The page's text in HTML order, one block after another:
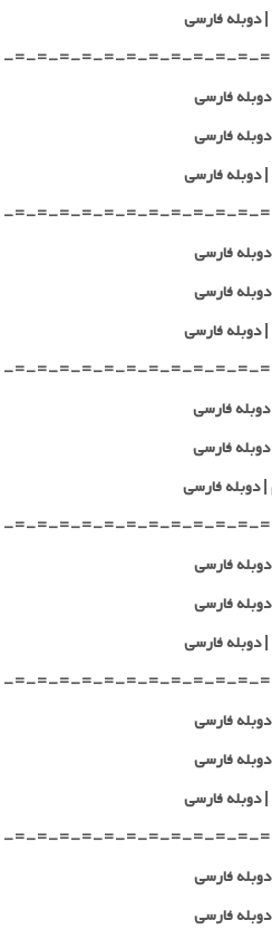
-=-=-=-=-=-=-=-=-=-=-=-
-=-=-=-=-=-=-=-=-=-=-=-
-=-=-=-=-=-=-=-=-=-=-=-
-=-=-=-=-=-=-=-=-=-=-=-
-=-=-=-=-=-=-=-=-=-=-=-
-=-=-=-=-=-=-=-=-=-=-=-